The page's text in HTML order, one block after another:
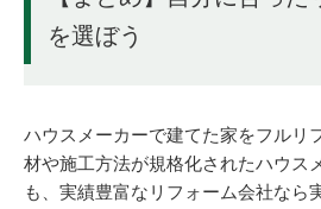
を選ぼう
ハウスメーカーで建てた家をフルリ
材や施工方法が規格化されたハウス
も、実績豊富なリフォーム会社なら